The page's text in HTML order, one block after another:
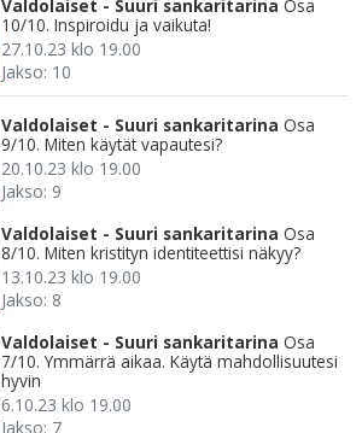
Valdolaiset - Suuri sankaritarina Osa
10/10. Inspiroidu ja vaikuta!
27.10.23 klo 19.00
Jakso: 10
Valdolaiset - Suuri sankaritarina Osa
9/10. Miten käytät vapautesi?
20.10.23 klo 19.00
Jakso: 9
Valdolaiset - Suuri sankaritarina Osa
8/10. Miten kristityn identiteettisi näkyy?
13.10.23 klo 19.00
Jakso: 8
Valdolaiset - Suuri sankaritarina Osa
7/10. Ymmärrä aikaa. Käytä mahdollisuutesi
hyvin
6.10.23 klo 19.00
Jakso: 7